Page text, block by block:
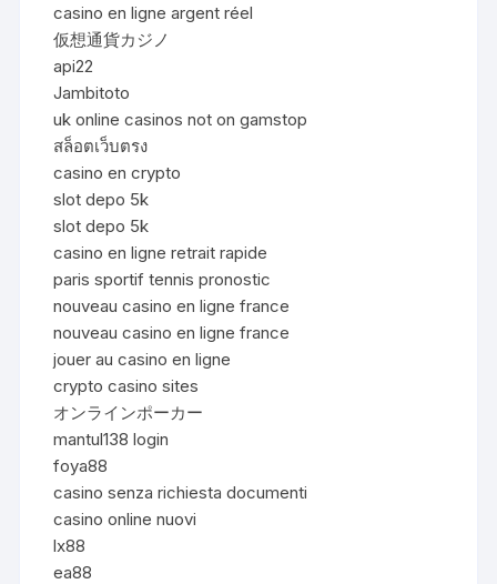
casino en ligne argent réel
仮想通貨カジノ
api22
Jambitoto
uk online casinos not on gamstop
สล็อตเว็บตรง
casino en crypto
slot depo 5k
slot depo 5k
casino en ligne retrait rapide
paris sportif tennis pronostic
nouveau casino en ligne france
nouveau casino en ligne france
jouer au casino en ligne
crypto casino sites
オンラインポーカー
mantul138 login
foya88
casino senza richiesta documenti
casino online nuovi
lx88
ea88